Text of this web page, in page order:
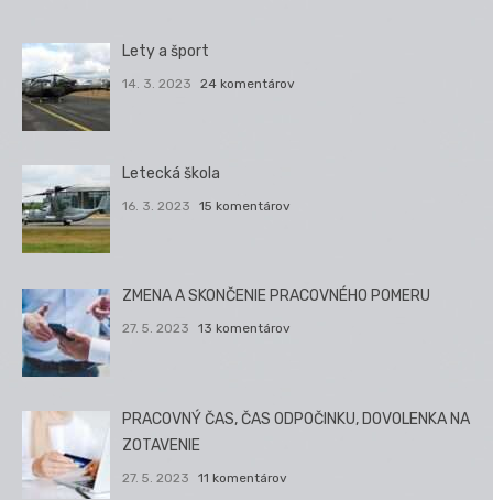
Lety a šport
14. 3. 2023 24 komentárov
Letecká škola
16. 3. 2023 15 komentárov
ZMENA A SKONČENIE PRACOVNÉHO POMERU
27. 5. 2023 13 komentárov
PRACOVNÝ ČAS, ČAS ODPOČINKU, DOVOLENKA NA
ZOTAVENIE
27. 5. 2023 11 komentárov